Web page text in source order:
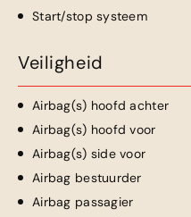
Start/stop systeem
Veiligheid
Airbag(s) hoofd achter
Airbag(s) hoofd voor
Airbag(s) side voor
Airbag bestuurder
Airbag passagier